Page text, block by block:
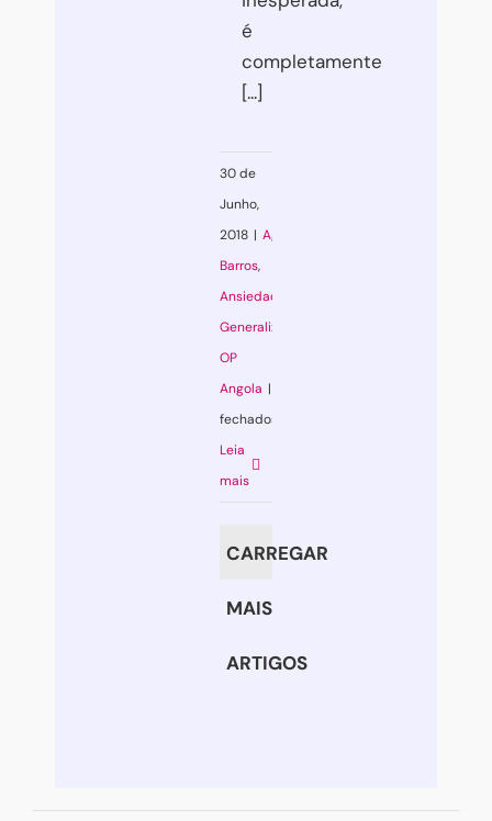
é
completamente
[...]
30 de
Junho,
2018 | Agatha
Barros,
Ansiedade
Generalizada
OP
Angola |
fechados
em
Ansiedade
normal
patológico?
Leia
mais
CARREGAR
MAIS
ARTIGOS